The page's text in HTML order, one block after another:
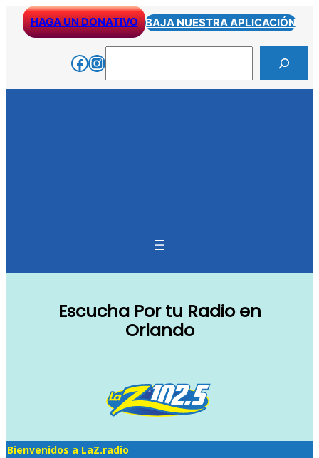
SkipHAGA UN DONATIVO BAJA NUESTRA APLICACIÓN
Facebook
Instagram
Escucha Por tu Radio en
Orlando
Bienvenidos a LaZ.radio